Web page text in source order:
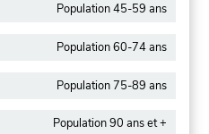
Population 45-59 ans
Population 60-74 ans
Population 75-89 ans
Population 90 ans et +